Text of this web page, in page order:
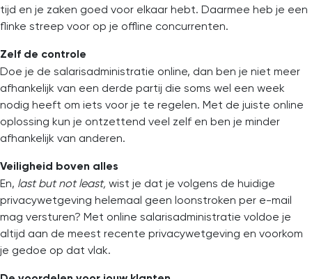
tijd en je zaken goed voor elkaar hebt. Daarmee heb je een
flinke streep voor op je offline concurrenten.
Zelf de controle
Doe je de salarisadministratie online, dan ben je niet meer
afhankelijk van een derde partij die soms wel een week
nodig heeft om iets voor je te regelen. Met de juiste online
oplossing kun je ontzettend veel zelf en ben je minder
afhankelijk van anderen.
Veiligheid boven alles
En, last but not least, wist je dat je volgens de huidige
privacywetgeving helemaal geen loonstroken per e-mail
mag versturen? Met online salarisadministratie voldoe je
altijd aan de meest recente privacywetgeving en voorkom
je gedoe op dat vlak.